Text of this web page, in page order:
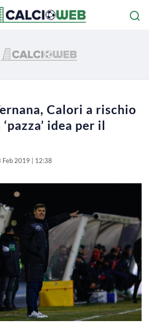
Calori a rischio
idea per il
Feb 2019 | 12:38